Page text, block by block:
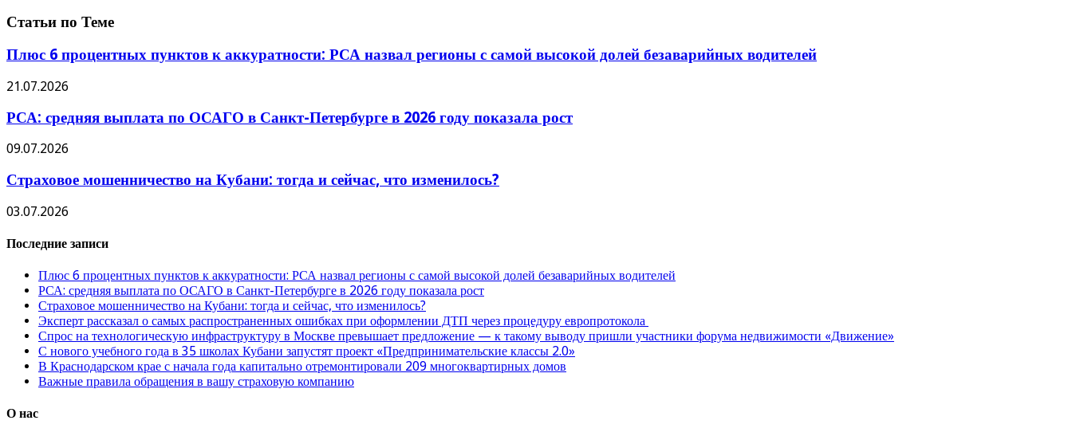
Статьи по Теме
Плюс 6 процентных пунктов к аккуратности: РСА назвал регионы с самой высокой долей безаварийных водителей
21.07.2026
РСА: средняя выплата по ОСАГО в Санкт-Петербурге в 2026 году показала рост
09.07.2026
Страховое мошенничество на Кубани: тогда и сейчас, что изменилось?
03.07.2026
Последние записи
Плюс 6 процентных пунктов к аккуратности: РСА назвал регионы с самой высокой долей безаварийных водителей
РСА: средняя выплата по ОСАГО в Санкт-Петербурге в 2026 году показала рост
Страховое мошенничество на Кубани: тогда и сейчас, что изменилось?
Эксперт рассказал о самых распространенных ошибках при оформлении ДТП через процедуру европротокола
Спрос на технологическую инфраструктуру в Москве превышает предложение — к такому выводу пришли участники форума недвижимости «Движение»
С нового учебного года в 35 школах Кубани запустят проект «Предпринимательские классы 2.0»
В Краснодарском крае с начала года капитально отремонтировали 209 многоквартирных домов
Важные правила обращения в вашу страховую компанию
О нас